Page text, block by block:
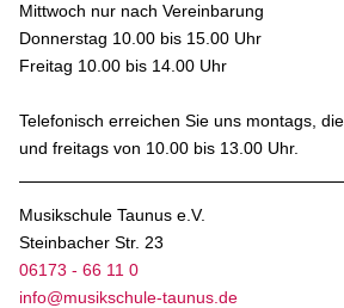
Mittwoch nur nach Vereinbarung
Donnerstag 10.00 bis 15.00 Uhr
Freitag 10.00 bis 14.00 Uhr
Telefonisch erreichen Sie uns montags,
und freitags von 10.00 bis 13.00 Uhr.
Musikschule Taunus e.V.
Steinbacher Str. 23
06173 - 66 11 0
info@musikschule-taunus.de